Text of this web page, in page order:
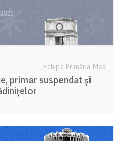
Echipa Primăria Mea
primar suspendat și